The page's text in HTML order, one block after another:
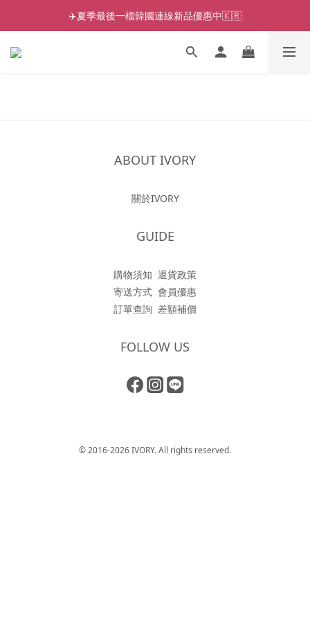
✈️夏季最後一檔韓國連線新品優惠中🇰🇷
ABOUT IVORY
關於IVORY
GUIDE
購物須知 退貨政策
寄送方式 會員優惠
訂單查詢 差額補價
FOLLOW US
© 2016-2026 IVORY. All rights reserved.